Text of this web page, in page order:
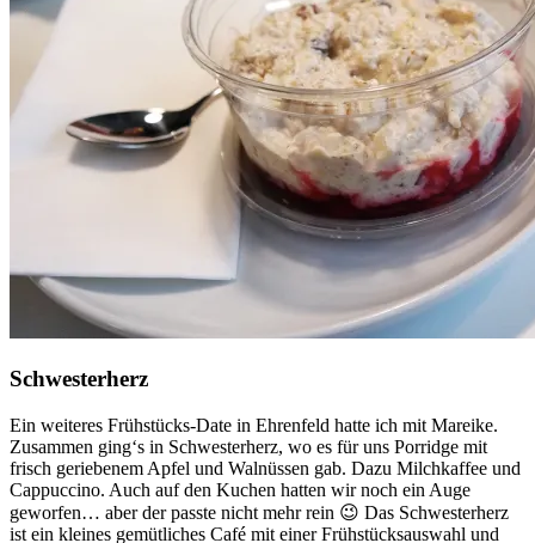
Schwesterherz
Ein weiteres Frühstücks-Date in Ehrenfeld hatte ich mit Mareike.
Zusammen ging‘s in Schwesterherz, wo es für uns Porridge mit
frisch geriebenem Apfel und Walnüssen gab. Dazu Milchkaffee und
Cappuccino. Auch auf den Kuchen hatten wir noch ein Auge
geworfen… aber der passte nicht mehr rein 😉 Das Schwesterherz
ist ein kleines gemütliches Café mit einer Frühstücksauswahl und